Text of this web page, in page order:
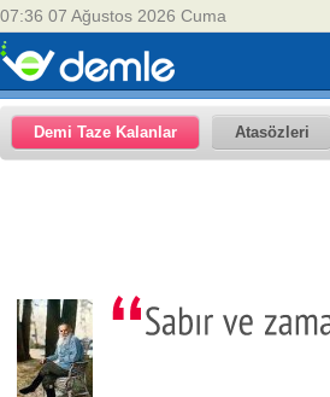
07:36 07 Ağustos 2026 Cuma
Demi Taze Kalanlar Atasözleri